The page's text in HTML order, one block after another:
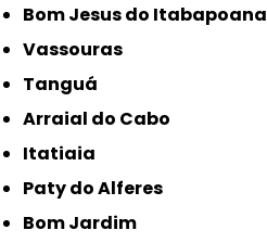
Bom Jesus do Itabapoana
Vassouras
Tanguá
Arraial do Cabo
Itatiaia
Paty do Alferes
Bom Jardim